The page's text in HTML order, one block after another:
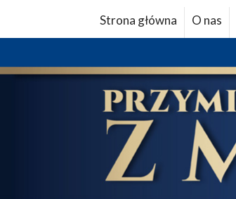
Strona główna O nas